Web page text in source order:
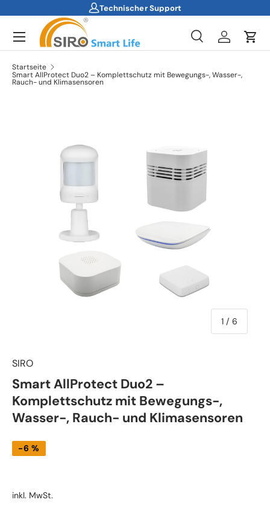
Direkt zum Inhalt
Technischer Support
Suchen
SucheEinloggen
Menü
Startseite
Smart AllProtect Duo2 – Komplettschutz mit Bewegungs-, Wasser-,
Rauch- und Klimasensoren
1 / von
6
SIRO
Smart AllProtect Duo2 –
Komplettschutz mit Bewegungs-,
Wasser-, Rauch- und Klimasensoren
-6 %
inkl. MwSt.